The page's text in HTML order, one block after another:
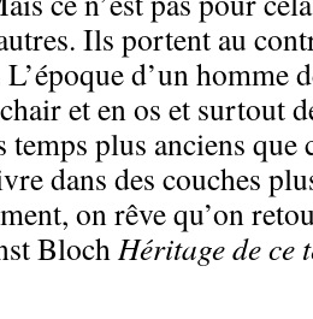
Ils portent au
d’un homme
et en os et surtout
temps plus anciens que
dans des couches
on rêve qu’on
BlochHéritage de ce